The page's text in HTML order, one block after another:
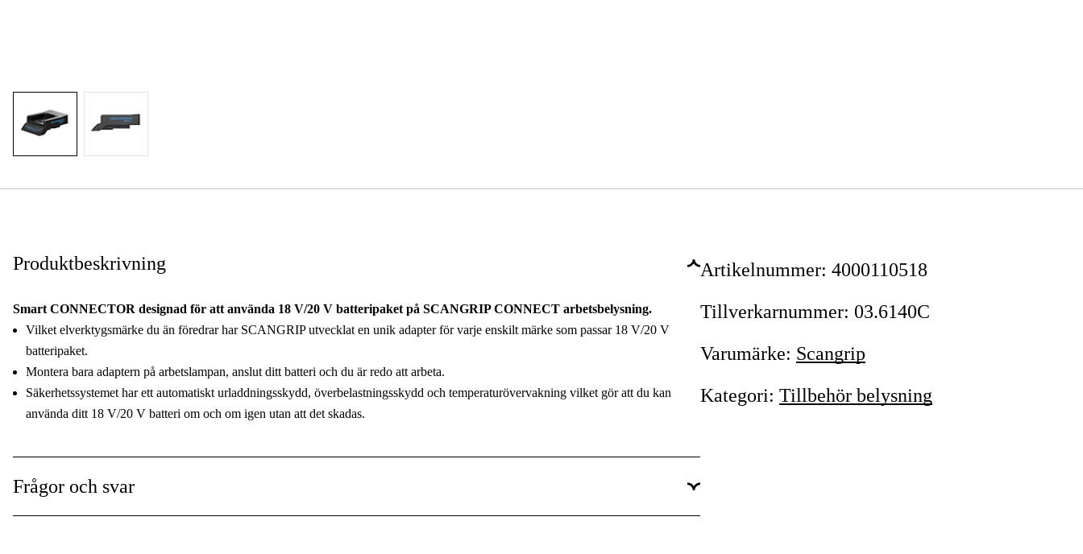
Produktbeskrivning
Smart CONNECTOR designad för att använda 18 V/20 V batteripaket på SCANGRIP CONNECT arbetsbelysning.
Vilket elverktygsmärke du än föredrar har SCANGRIP utvecklat en unik adapter för varje enskilt märke som passar 18 V/20 V
batteripaket.
Montera bara adaptern på arbetslampan, anslut ditt batteri och du är redo att arbeta.
Säkerhetssystemet har ett automatiskt urladdningsskydd, överbelastningsskydd och temperaturövervakning vilket gör att du kan
använda ditt 18 V/20 V batteri om och om igen utan att det skadas.
Frågor och svar
Artikelnummer: 4000110518
Tillverkarnummer: 03.6140C
Varumärke: Scangrip
Kategori: Tillbehör belysning